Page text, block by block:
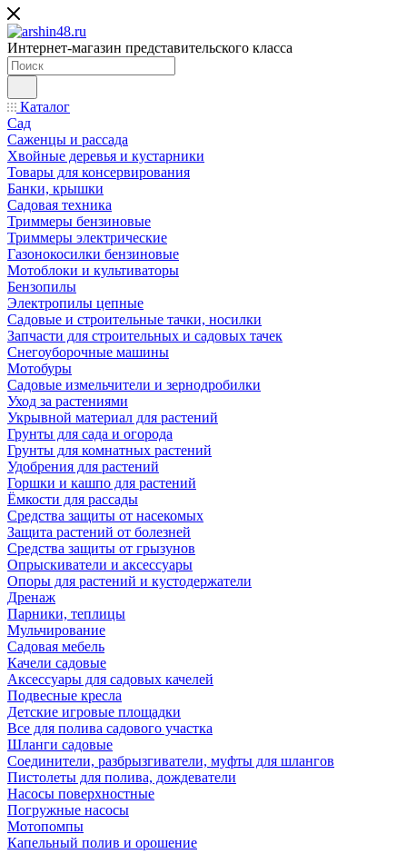
Интернет-магазин представительского класса
Каталог
Сад
Саженцы и рассада
Хвойные деревья и кустарники
Товары для консервирования
Банки, крышки
Садовая техника
Триммеры бензиновые
Триммеры электрические
Газонокосилки бензиновые
Мотоблоки и культиваторы
Бензопилы
Электропилы цепные
Садовые и строительные тачки, носилки
Запчасти для строительных и садовых тачек
Снегоуборочные машины
Мотобуры
Садовые измельчители и зернодробилки
Уход за растениями
Укрывной материал для растений
Грунты для сада и огорода
Грунты для комнатных растений
Удобрения для растений
Горшки и кашпо для растений
Ёмкости для рассады
Средства защиты от насекомых
Защита растений от болезней
Средства защиты от грызунов
Опрыскиватели и аксессуары
Опоры для растений и кустодержатели
Дренаж
Парники, теплицы
Мульчирование
Садовая мебель
Качели садовые
Аксессуары для садовых качелей
Подвесные кресла
Детские игровые площадки
Все для полива садового участка
Шланги садовые
Соединители, разбрызгиватели, муфты для шлангов
Пистолеты для полива, дождеватели
Насосы поверхностные
Погружные насосы
Мотопомпы
Капельный полив и орошение